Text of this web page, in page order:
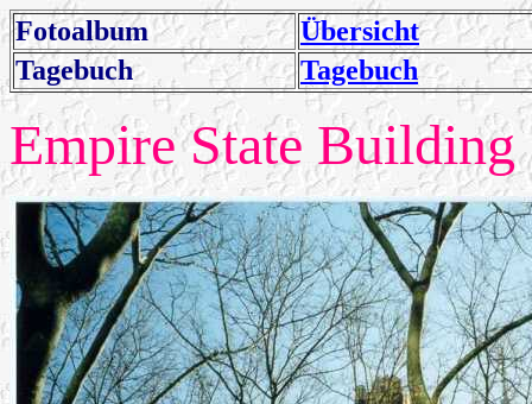
Fotoalbum
Übersicht
Tagebuch
Tagebuch
Empire State Building